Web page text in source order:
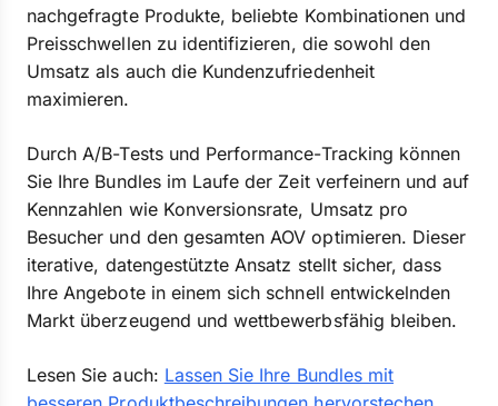
nachgefragte Produkte, beliebte Kombinationen und
Preisschwellen zu identifizieren, die sowohl den
Umsatz als auch die Kundenzufriedenheit
maximieren.
Durch A/B-Tests und Performance-Tracking können
Sie Ihre Bundles im Laufe der Zeit verfeinern und auf
Kennzahlen wie Konversionsrate, Umsatz pro
Besucher und den gesamten AOV optimieren. Dieser
iterative, datengestützte Ansatz stellt sicher, dass
Ihre Angebote in einem sich schnell entwickelnden
Markt überzeugend und wettbewerbsfähig bleiben.
Lesen Sie auch: Lassen Sie Ihre Bundles mit